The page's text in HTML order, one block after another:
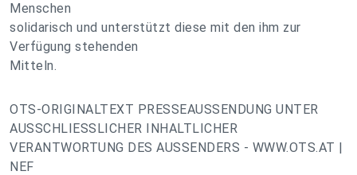
Menschen
solidarisch und unterstützt diese mit den ihm zur
Verfügung stehenden
Mitteln.
OTS-ORIGINALTEXT PRESSEAUSSENDUNG UNTER
AUSSCHLIESSLICHER INHALTLICHER
VERANTWORTUNG DES AUSSENDERS - WWW.OTS.AT |
NEF